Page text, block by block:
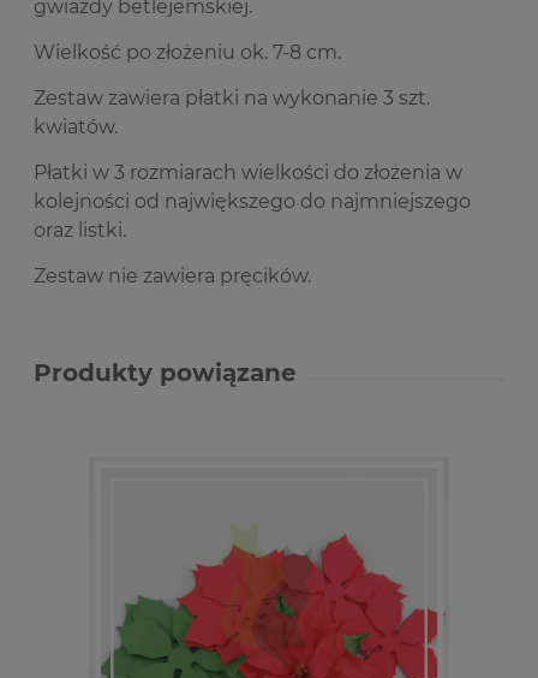
gwiazdy betlejemskiej.
Wielkość po złożeniu ok. 7-8 cm.
Zestaw zawiera płatki na wykonanie 3 szt.
kwiatów.
Płatki w 3 rozmiarach wielkości do złożenia w
kolejności od największego do najmniejszego
oraz listki.
Zestaw nie zawiera pręcików.
Produkty powiązane